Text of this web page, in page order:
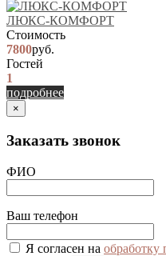
ЛЮКС-КОМФОРТ
Стоимость
7800руб.
Гостей
1
подробнее
×
Заказать звонок
ФИО
Ваш телефон
Я согласен на обработку